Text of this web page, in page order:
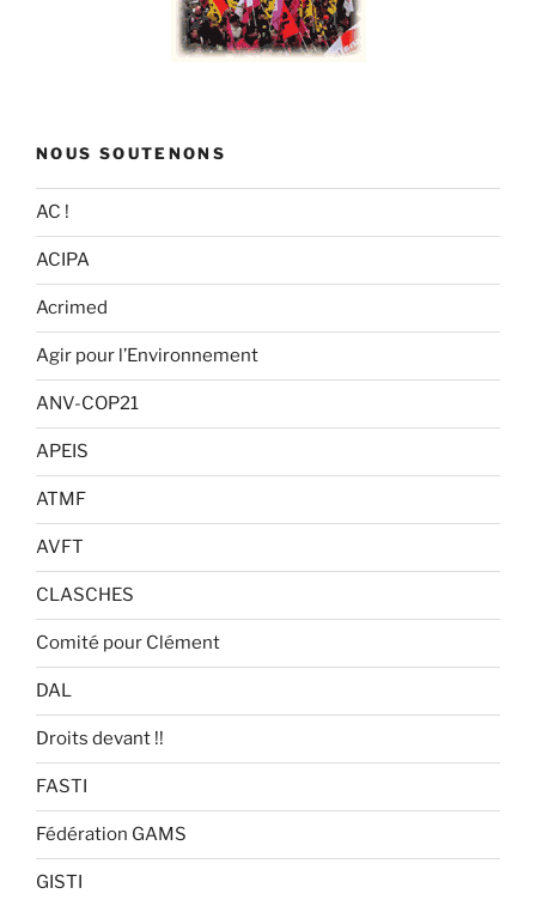
NOUS SOUTENONS
AC !
ACIPA
Acrimed
Agir pour l’Environnement
ANV-COP21
APEIS
ATMF
AVFT
CLASCHES
Comité pour Clément
DAL
Droits devant !!
FASTI
Fédération GAMS
GISTI